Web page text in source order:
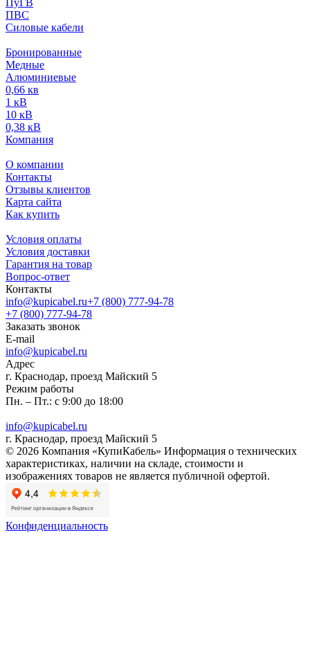
ПуГВ
ПВС
Силовые кабели
Бронированные
Медные
Алюминиевые
0,66 кв
1 кВ
10 кВ
0,38 кВ
Компания
О компании
Контакты
Отзывы клиентов
Карта сайта
Как купить
Условия оплаты
Условия доставки
Гарантия на товар
Вопрос-ответ
Контакты
info@kupicabel.ru+7 (800) 777-94-78
+7 (800) 777-94-78
Заказать звонок
E-mail
info@kupicabel.ru
Адрес
г. Краснодар, проезд Майский 5
Режим работы
Пн. – Пт.: с 9:00 до 18:00
info@kupicabel.ru
г. Краснодар, проезд Майский 5
© 2026 Компания «КупиКабель» Информация о технических
характеристиках, наличии на складе, стоимости и
изображениях товаров не является публичной офертой.
Конфиденциальность